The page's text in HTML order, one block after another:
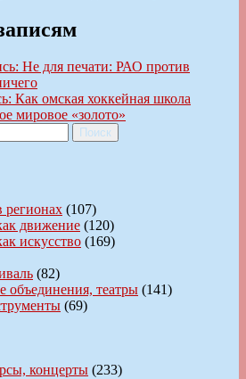
Не для печати: РАО против
Как омская хоккейная школа
мировое «золото»
Поиск
регионах (107)
движение (120)
искусство (169)
(82)
объединения, театры (141)
(69)
концерты (233)